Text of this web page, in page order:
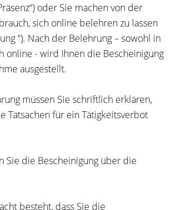
oder Sie machen von der
sich online belehren zu lassen
“). Nach der Belehrung – sowohl in
online - wird Ihnen die Bescheinigung
ausgestellt.
müssen Sie schriftlich erklären,
Tatsachen für ein Tätigkeitsverbot
Sie die Bescheinigung über die
besteht, dass Sie die